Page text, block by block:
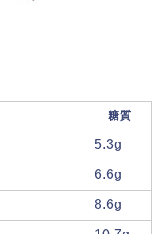
糖質
5.3g
6.6g
8.6g